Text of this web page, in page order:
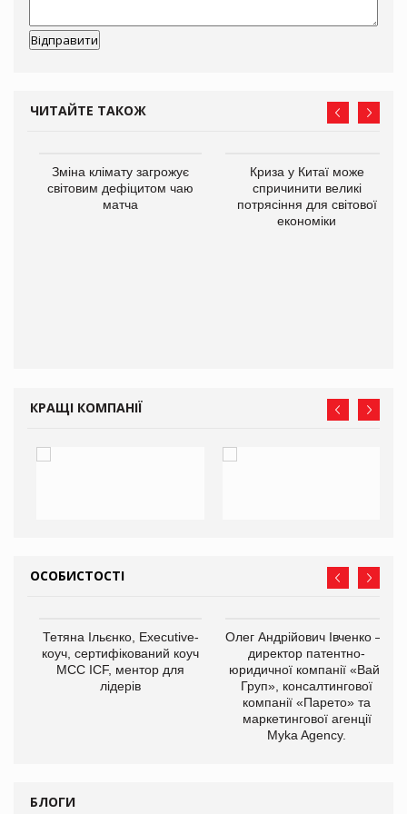
ЧИТАЙТЕ ТАКОЖ
Зміна клімату загрожує
світовим дефіцитом чаю
матча
Криза у Китаї може
спричинити великі
потрясіння для світової
економіки
КРАЩІ КОМПАНІЇ
ОСОБИСТОСТІ
Тетяна Ільєнко, Executive-
коуч, сертифікований коуч
МСС ICF, ментор для
лідерів
Олег Андрійович Івченко —
директор патентно-
юридичної компанії «Вайз
Груп», консалтингової
компанії «Парето» та
маркетингової агенції
Myka Agency.
БЛОГИ